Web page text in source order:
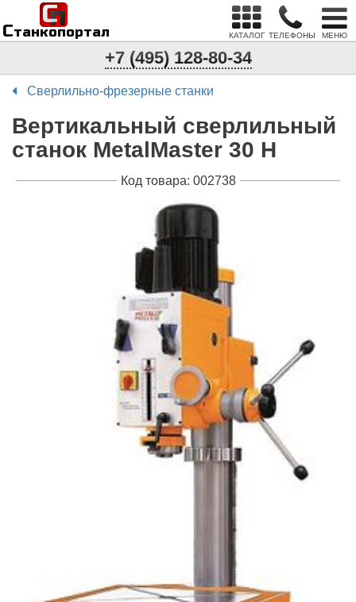
Станкопортал
п
С
КАТАЛОГ ТЕЛЕФОНЫ МЕНЮ
+7 (495) 128-80-34
Сверлильно-фрезерные станки
Вертикальный сверлильный
станок MetalMaster 30 H
Код товара: 002738